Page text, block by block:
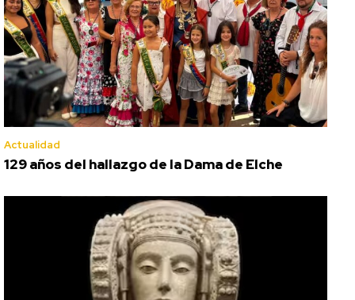
Actualidad
129 años del hallazgo de la Dama de Elche